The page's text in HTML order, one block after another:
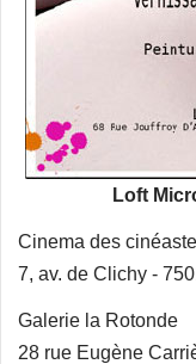
Loft
Cinema des
7, av. de Clichy -
Galerie la Rotonde
28 rue Eugène